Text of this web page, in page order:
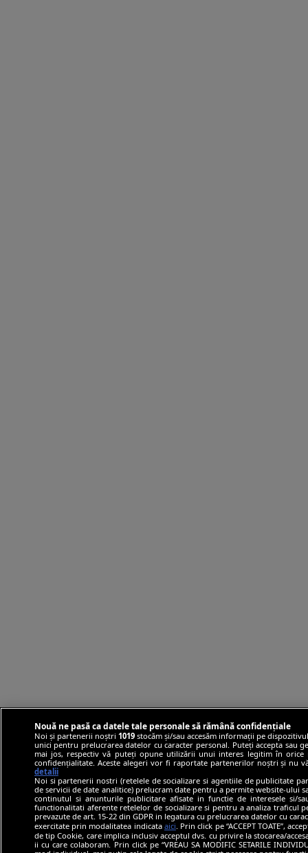
Nouă ne pasă ca datele tale personale să rămână confidențiale
Noi și partenerii noștri 1019stocăm și/sau accesăm informații pe
unici pentru prelucrarea datelor cu caracter personal. Puteți accepta sau
mai jos, respectiv vă puteți opune utilizării unui interes legitim în
confidențialitate. Aceste alegeri vor fi raportate partenerilor noștri și nu
detalii
Noi si partenerii nostri (retelele de socializare si agentiile de publicitate
de servicii de date analitice) prelucram date pentru a permite website-ului
continutul si anunturile publicitare afisate in functie de interesele si/
functionalitati aferente retelelor de socializare si pentru a analiza traficul
prevazute de art. 15-22 din GDPR in legatura cu prelucrarea datelor cu
exercitate prin modalitatea indicata aici . Prin click pe “ACCEPT TOATE”,
de tip Cookie, care implica inclusiv acceptul dvs. cu privire la stocarea/
ii cu care colaboram. Prin click pe “VREAU SA MODIFIC SETARILE